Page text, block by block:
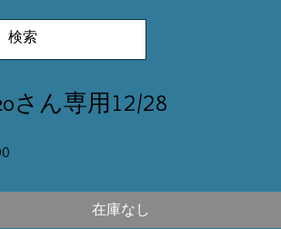
さん専用12/28
在庫なし